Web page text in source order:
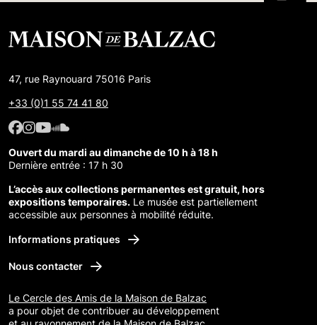
47, rue Raynouard 75016 Paris
+33 (0)1 55 74 41 80
Facebook : Maison de Balzac
Facebook : Maison de Balzac
Youtube : Maison de Balzac
SoundCloud : Maison de Balzac
Ouvert du mardi au dimanche de 10 h à 18 h
Dernière entrée : 17 h 30
L’accès aux collections permanentes est gratuit, hors
expositions temporaires. Le musée est partiellement
accessible aux personnes à mobilité réduite.
Informations pratiques
Nous contacter
Le Cercle des Amis de la Maison de Balzac
a pour objet de contribuer au développement